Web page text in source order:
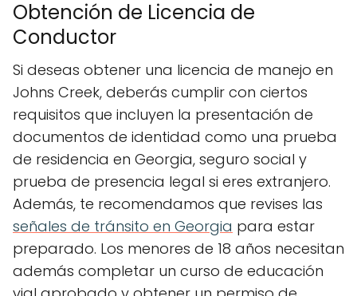
Obtención de Licencia de
Conductor
Si deseas obtener una licencia de manejo en
Johns Creek, deberás cumplir con ciertos
requisitos que incluyen la presentación de
documentos de identidad como una prueba
de residencia en Georgia, seguro social y
prueba de presencia legal si eres extranjero.
Además, te recomendamos que revises las
señales de tránsito en Georgia para estar
preparado. Los menores de 18 años necesitan
además completar un curso de educación